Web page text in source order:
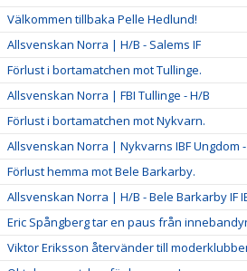
Välkommen tillbaka Pelle Hedlund!
Allsvenskan Norra | H/B - Salems IF
Förlust i bortamatchen mot Tullinge.
Allsvenskan Norra | FBI Tullinge - H/B
Förlust i bortamatchen mot Nykvarn.
Allsvenskan Norra | Nykvarns IBF Ungdom
Förlust hemma mot Bele Barkarby.
Allsvenskan Norra | H/B - Bele Barkarby IF
Eric Spångberg tar en paus från
Viktor Eriksson återvänder till